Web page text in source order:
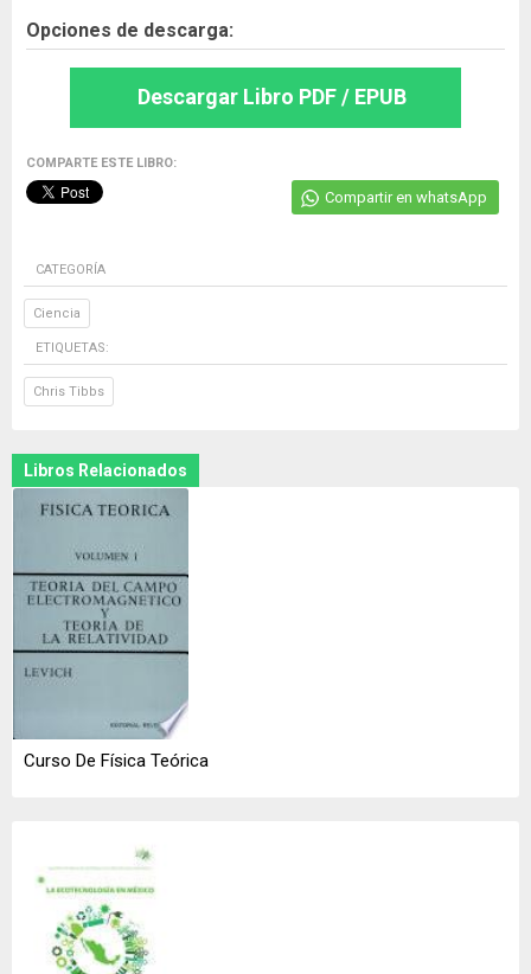
Opciones de descarga:
Descargar Libro PDF / EPUB
COMPARTE ESTE LIBRO:
Compartir en whatsApp
CATEGORÍA
Ciencia
ETIQUETAS:
Chris Tibbs
Libros Relacionados
Curso De Física Teórica